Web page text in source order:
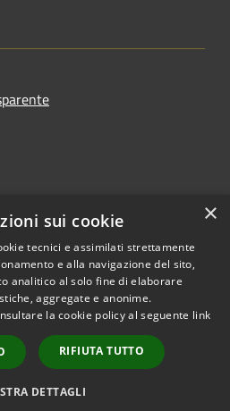
Copyright © 2026 • Comune di
Pagnacco • Powered by
Municipium•
Accesso
redazione
×
sui cookie
tecnici e assimilati strettamente
e alla navigazione del sito,
analitico al solo fine di elaborare
aggregate e anonime.
la cookie policy al seguente link
RIFIUTA TUTTO
DETTAGLI